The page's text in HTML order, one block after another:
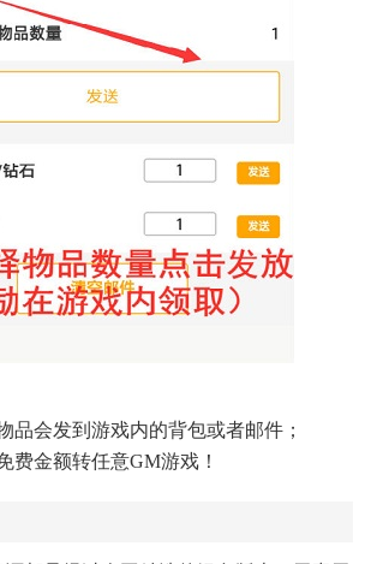
品会发到游戏内的背包或者邮件；
费金额转任意GM游戏！